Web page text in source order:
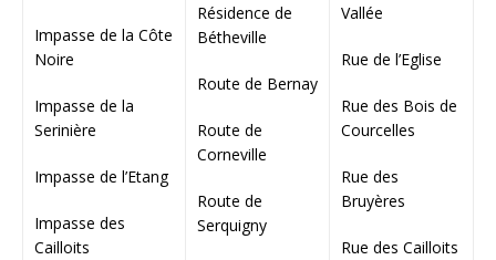
Impasse de la Côte
Noire
Impasse de la
Serinière
Impasse de l’Etang
Impasse des
Cailloits
Résidence de
Bétheville
Route de Bernay
Route de
Corneville
Route de
Serquigny
Vallée
Rue de l’Eglise
Rue des Bois de
Courcelles
Rue des
Bruyères
Rue des Cailloits